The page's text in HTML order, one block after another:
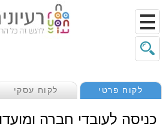
לקוח פרטי לקוח עסקי
כניסה לעובדי חברה